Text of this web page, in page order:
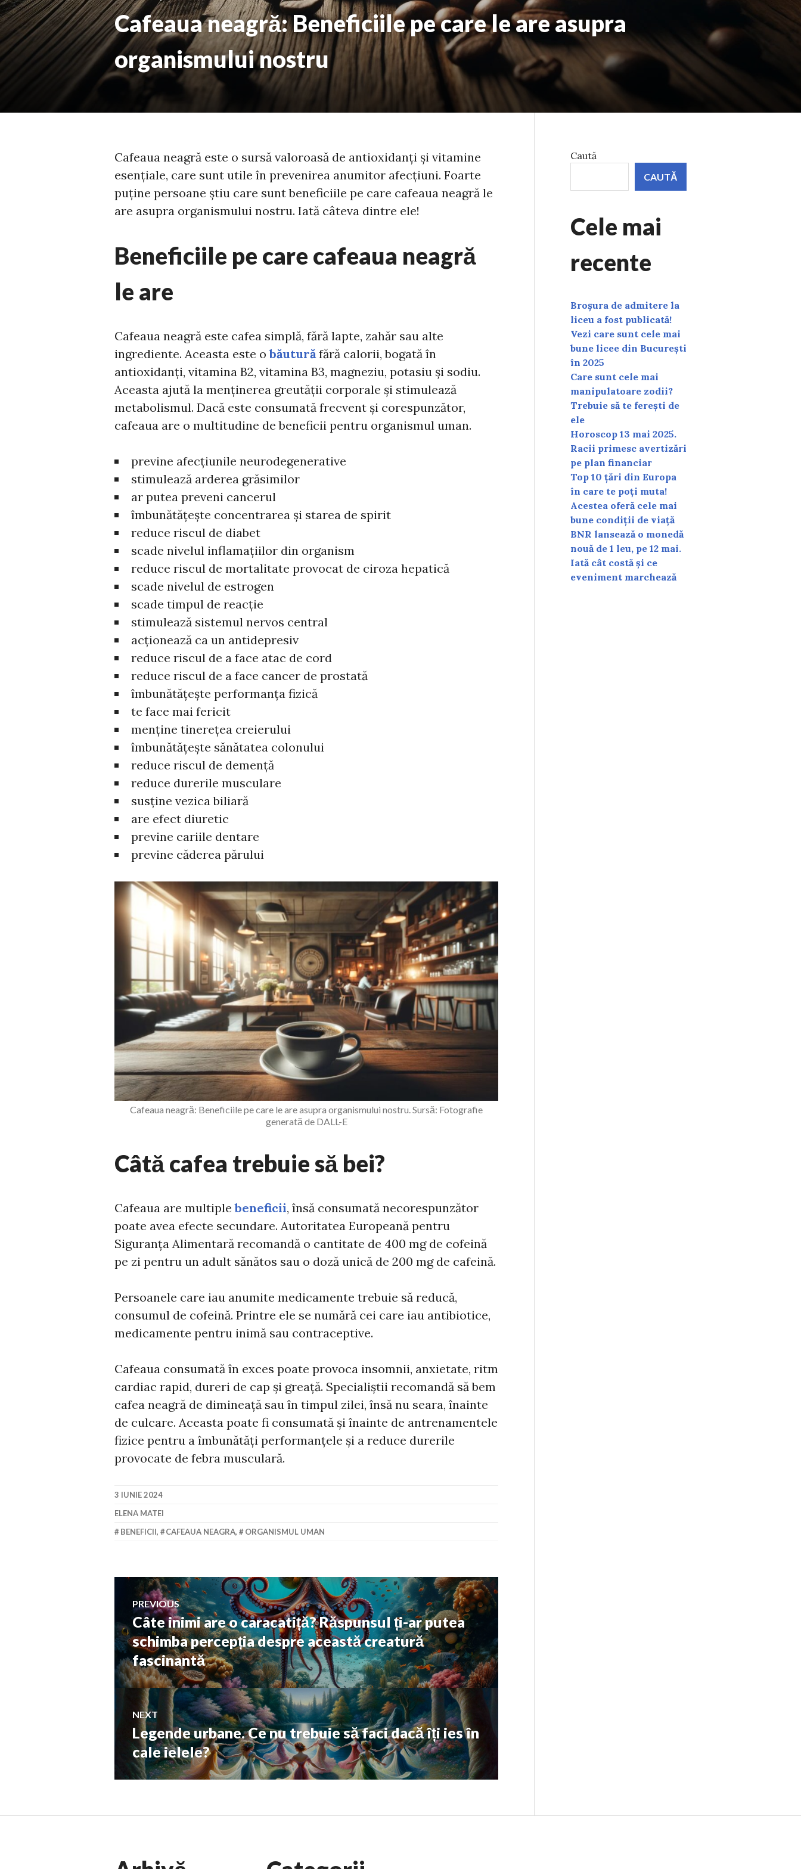
Cafeaua neagră: Beneficiile pe care le are asupra
organismului nostru
Cafeaua neagră este o sursă valoroasă de antioxidanți și vitamine
esențiale, care sunt utile în prevenirea anumitor afecțiuni. Foarte
puține persoane știu care sunt beneficiile pe care cafeaua neagră le
are asupra organismului nostru. Iată câteva dintre ele!
Beneficiile pe care cafeaua neagră
le are
Cafeaua neagră este cafea simplă, fără lapte, zahăr sau alte
ingrediente. Aceasta este obăuturăfără calorii, bogată în
antioxidanți, vitamina B2, vitamina B3, magneziu, potasiu și sodiu.
Aceasta ajută la menținerea greutății corporale și stimulează
metabolismul. Dacă este consumată frecvent și corespunzător,
cafeaua are o multitudine de beneficii pentru organismul uman.
previne afecțiunile neurodegenerative
stimulează arderea grăsimilor
ar putea preveni cancerul
îmbunătățește concentrarea și starea de spirit
reduce riscul de diabet
scade nivelul inflamațiilor din organism
reduce riscul de mortalitate provocat de ciroza hepatică
scade nivelul de estrogen
scade timpul de reacție
stimulează sistemul nervos central
acționează ca un antidepresiv
reduce riscul de a face atac de cord
reduce riscul de a face cancer de prostată
îmbunătățește performanța fizică
te face mai fericit
menține tinerețea creierului
îmbunătățește sănătatea colonului
reduce riscul de demență
reduce durerile musculare
susține vezica biliară
are efect diuretic
previne cariile dentare
previne căderea părului
Cafeaua neagră: Beneficiile pe care le are asupra organismului nostru. Sursă: Fotografie
generată de DALL-E
Câtă cafea trebuie să bei?
Cafeaua are multiplebeneficii, însă consumată necorespunzător
poate avea efecte secundare. Autoritatea Europeană pentru
Siguranța Alimentară recomandă o cantitate de 400 mg de cofeină
pe zi pentru un adult sănătos sau o doză unică de 200 mg de cafeină.
Persoanele care iau anumite medicamente trebuie să reducă,
consumul de cofeină. Printre ele se numără cei care iau antibiotice,
medicamente pentru inimă sau contraceptive.
Cafeaua consumată în exces poate provoca insomnii, anxietate, ritm
cardiac rapid, dureri de cap și greață. Specialiștii recomandă să bem
cafea neagră de dimineață sau în timpul zilei, însă nu seara, înainte
de culcare. Aceasta poate fi consumată și înainte de antrenamentele
fizice pentru a îmbunătăți performanțele și a reduce durerile
provocate de febra musculară.
3 IUNIE 2024
ELENA MATEI
BENEFICII, CAFEAUA NEAGRA, ORGANISMUL UMAN
Navigare
în
articole
PREVIOUS
Previous
post:
Câte inimi are o caracatiță? Răspunsul ți-ar putea
schimba percepția despre această creatură
fascinantă
NEXT
Next
post:
Legende urbane. Ce nu trebuie să faci dacă îți ies în
cale ielele?
Caută
CAUTĂ
Cele mai
recente
Broșura de admitere la
liceu a fost publicată!
Vezi care sunt cele mai
bune licee din București
în 2025
Care sunt cele mai
manipulatoare zodii?
Trebuie să te ferești de
ele
Horoscop 13 mai 2025.
Racii primesc avertizări
pe plan financiar
Top 10 țări din Europa
în care te poți muta!
Acestea oferă cele mai
bune condiții de viață
BNR lansează o monedă
nouă de 1 leu, pe 12 mai.
Iată cât costă și ce
eveniment marchează